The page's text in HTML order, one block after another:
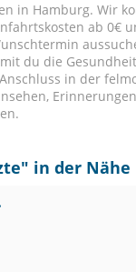
in Hamburg. Wir
ab 0€
du die
in der
" in der Nähe